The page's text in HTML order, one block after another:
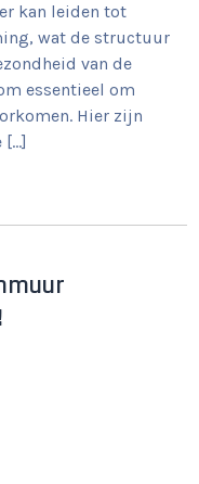
kan leiden tot
wat de structuur
van de
essentieel om
Hier zijn
[…]